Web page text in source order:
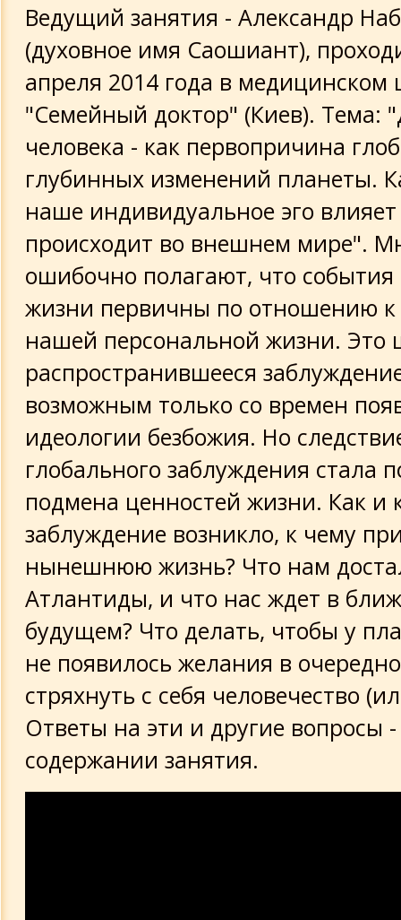
Ведущий занятия - Александр
(духовное имя Саошиант),
апреля 2014 года в медицинском
"Семейный доктор" (Киев). Тема:
человека - как первопричина
глубинных изменений планеты.
наше индивидуальное эго
происходит во внешнем мире".
ошибочно полагают, что
жизни первичны по отношению
нашей персональной жизни. Это
распространившееся
возможным только со времен
идеологии безбожия. Но
глобального заблуждения стала
подмена ценностей жизни. Как и
заблуждение возникло, к чему
нынешнюю жизнь? Что нам
Атлантиды, и что нас ждет в
будущем? Что делать, чтобы у
не появилось желания в
стряхнуть с себя человечество
Ответы на эти и другие вопросы
содержании занятия.